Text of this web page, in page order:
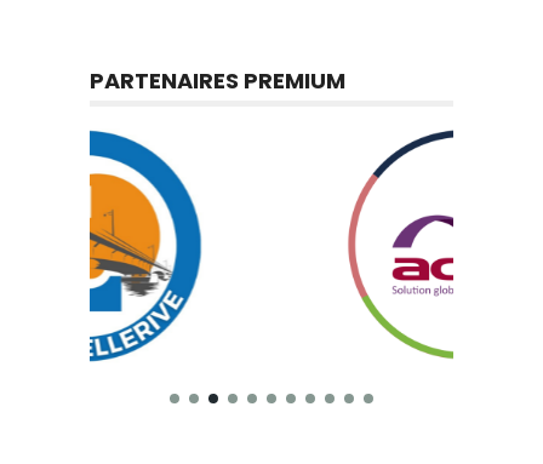
PARTENAIRES PREMIUM